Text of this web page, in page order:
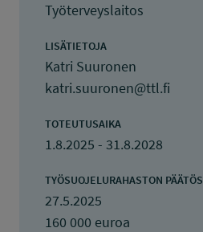
Työterveyslaitos
LISÄTIETOJA
Katri Suuronen
katri.suuronen@ttl.fi
TOTEUTUSAIKA
1.8.2025 - 31.8.2028
TYÖSUOJELURAHASTON PÄÄTÖS
27.5.2025
160 000 euroa